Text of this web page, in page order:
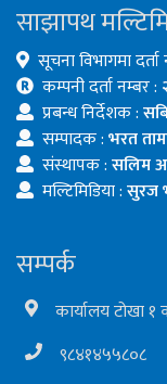
साझापथ
सूचना विभागमा दर्ता
कम्पनी दर्ता नम्बर :
प्रबन्ध निर्देशक :
सम्पादक :भरत
संस्थापक :सलिम
मल्टिमिडिया :सुरज
सम्पर्क
कार्यालय टोखा १
९८४१४५५८०८